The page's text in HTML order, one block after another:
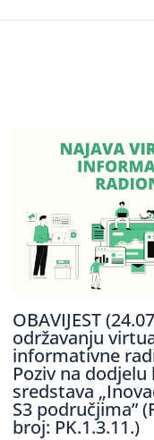
OBAVIJEST
održavanju
informativne
Poziv na
sredstava
S3 područjima”
broj: PK.1.3.11.)